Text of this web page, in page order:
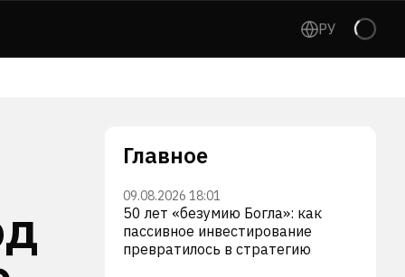
РУ
Главное
09.08.2026 18:01
50 лет «безумию Богла»: как
пассивное инвестирование
превратилось в стратегию